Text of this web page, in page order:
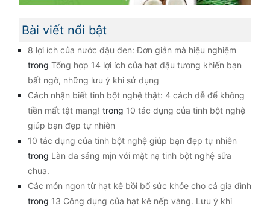
Bài viết nổi bật
8 lợi ích của nước đậu đen: Đơn giản mà hiệu nghiệm
trong Tổng hợp 14 lợi ích của hạt đậu tương khiến bạn
bất ngờ, những lưu ý khi sử dụng
Cách nhận biết tinh bột nghệ thật: 4 cách dễ để không
tiền mất tật mang! trong 10 tác dụng của tinh bột nghệ
giúp bạn đẹp tự nhiên
10 tác dụng của tinh bột nghệ giúp bạn đẹp tự nhiên
trong Làn da sáng mịn với mặt nạ tinh bột nghệ sữa
chua.
Các món ngon từ hạt kê bồi bổ sức khỏe cho cả gia đình
trong 13 Công dụng của hạt kê nếp vàng. Lưu ý khi